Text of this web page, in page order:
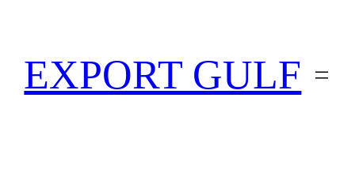
EXPORT GULF